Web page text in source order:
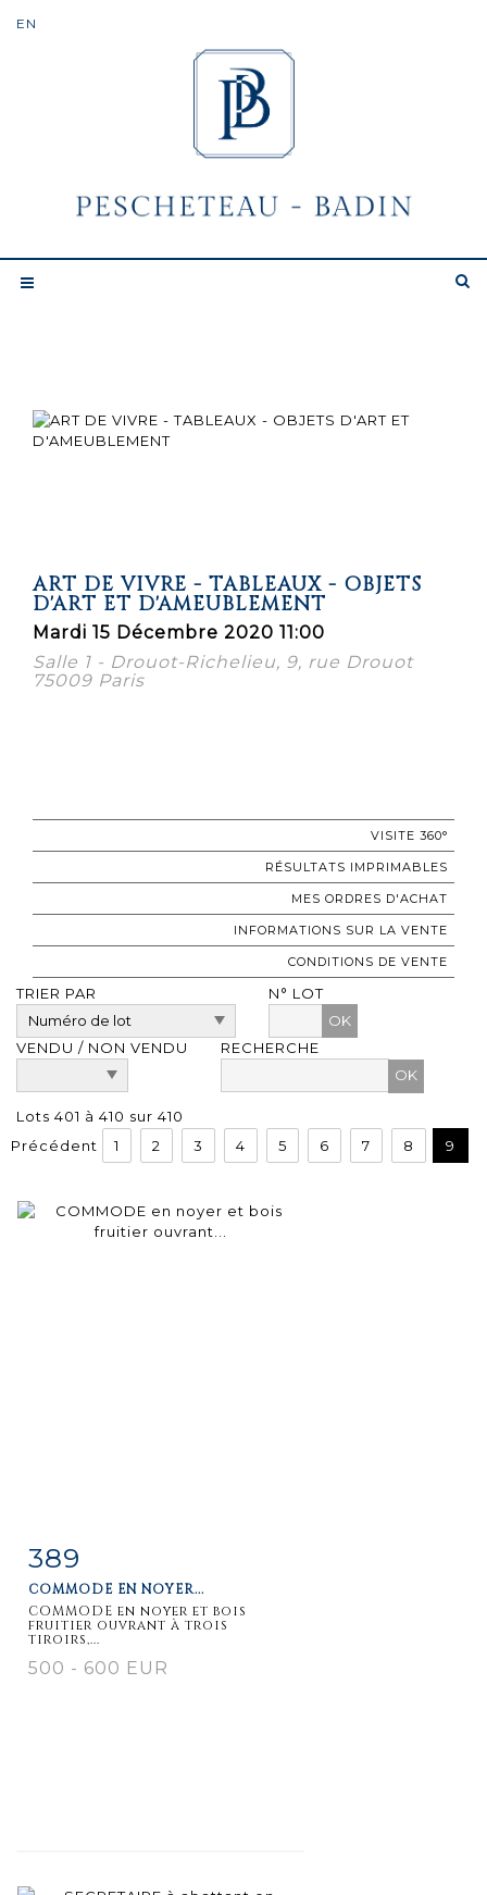
ART DE VIVRE - TABLEAUX - OBJETS
D'ART ET D'AMEUBLEMENT
Mardi 15 Décembre 2020 11:00
Salle 1 - Drouot-Richelieu, 9, rue Drouot
75009 Paris
VISITE 360°
RÉSULTATS IMPRIMABLES
MES ORDRES D'ACHAT
INFORMATIONS SUR LA VENTE
CONDITIONS DE VENTE
TRIER PAR
N° LOT
OK
VENDU / NON VENDU
RECHERCHE
Lots 401 à 410 sur 410
Précédent
1 2 3 4 5 6 7 8 9
Fiche
détaillée
389
COMMODE EN NOYER...
COMMODE en noyer et bois
fruitier ouvrant à trois
tiroirs,...
500 - 600 EUR